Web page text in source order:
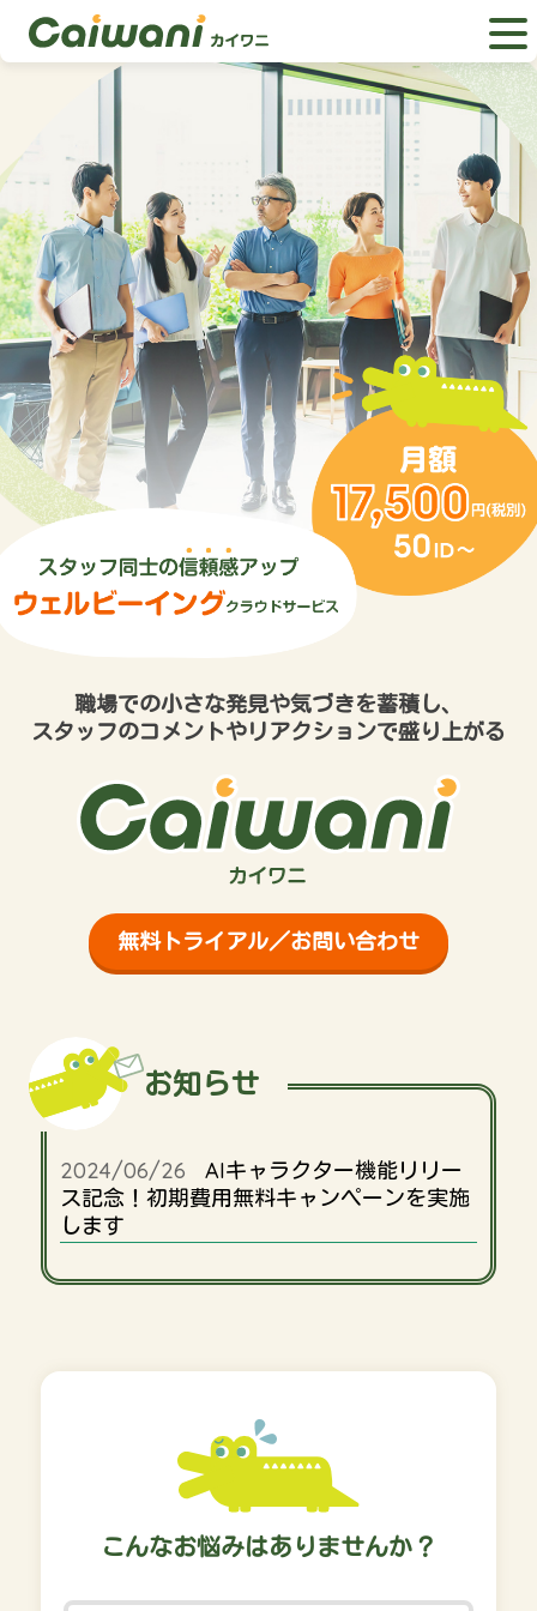
職場での小さな発見や気づきを蓄積し、
スタッフのコメントやリアクションで盛り上がる
無料トライアル／お問い合わせ
お知らせ
2024/06/26
AIキャラクター機能リリー
ス記念！初期費用無料キャンペーンを実施
します
こんなお悩みはありませんか？